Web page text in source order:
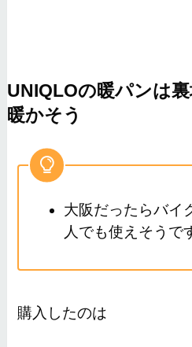
UNIQLOの暖パンは
暖かそう
大阪だったらバイ
人でも使えそうで
購入したのは